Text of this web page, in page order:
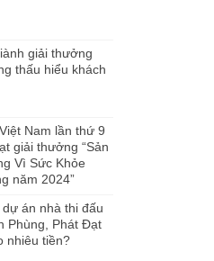
giải thưởng
thấu hiểu khách
Nam lần thứ 9
giải thưởng “Sản
Vì Sức Khỏe
năm 2024”
dự án nhà thi đấu
Phùng, Phát Đạt
nhiêu tiền?